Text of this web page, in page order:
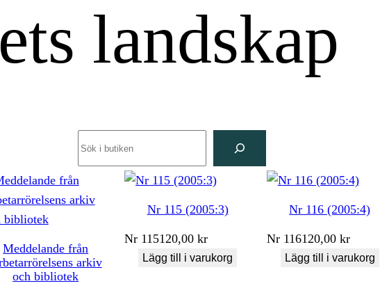
landskap
Meddelande från
arkiv
och bibliotek
Nr 115 (2005:3)
Nr 115120,00kr
Lägg till i varukorg
Nr 116 (2005:4)
Nr 116120,00 kr
Lägg till i varukorg